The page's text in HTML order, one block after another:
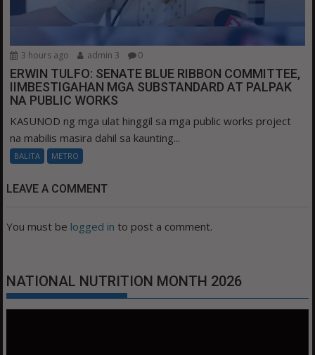
3 hours ago admin 3 0
ERWIN TULFO: SENATE BLUE RIBBON COMMITTEE,
IIMBESTIGAHAN MGA SUBSTANDARD AT PALPAK
NA PUBLIC WORKS
KASUNOD ng mga ulat hinggil sa mga public works project
na mabilis masira dahil sa kaunting...
BALITA METRO
LEAVE A COMMENT
You must be logged in to post a comment.
NATIONAL NUTRITION MONTH 2026